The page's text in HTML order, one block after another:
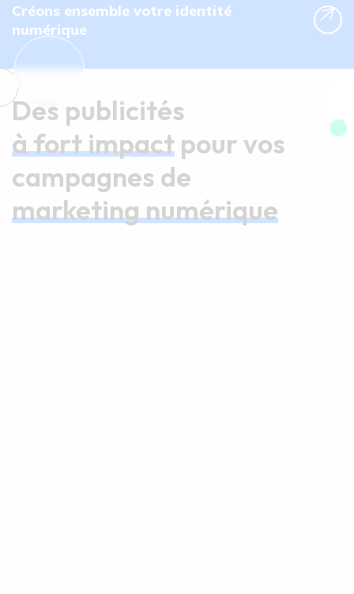
Créons ensemble votre identité
numérique
Des publicités
à fort impact pour vos
campagnes de
marketing numérique